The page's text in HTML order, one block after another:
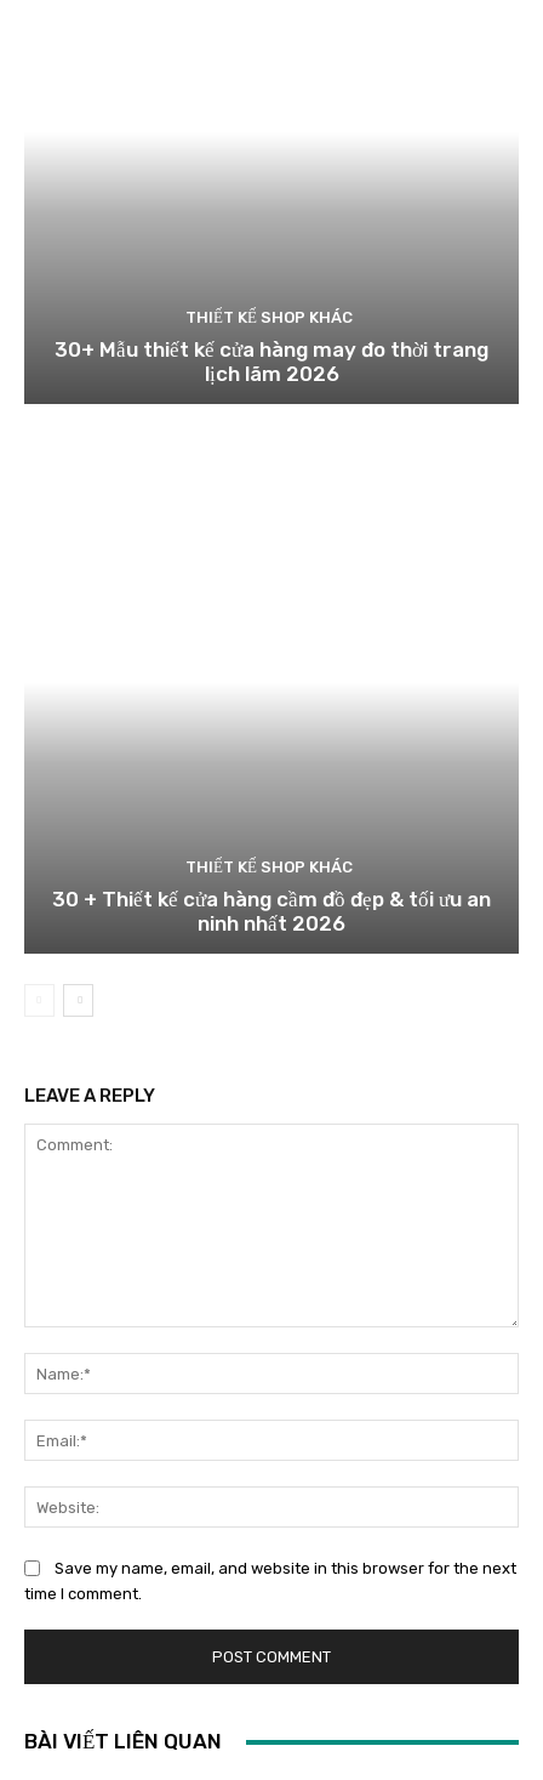
THIẾT KẾ SHOP KHÁC
30+ Mẫu thiết kế cửa hàng may đo thời trang
lịch lãm 2026
THIẾT KẾ SHOP KHÁC
30 + Thiết kế cửa hàng cầm đồ đẹp & tối ưu an
ninh nhất 2026
LEAVE A REPLY
Save my name, email, and website in this browser for the next
time I comment.
BÀI VIẾT LIÊN QUAN